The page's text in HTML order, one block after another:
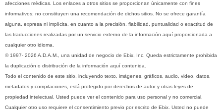
afecciones médicas. Los enlaces a otros sitios se proporcionan únicamente con fines
informativos; no constituyen una recomendación de dichos sitios. No se ofrece garantía
alguna, expresa ni implícita, en cuanto a la precisión, fiabilidad, puntualidad o exactitud de
las traducciones realizadas por un servicio externo de la información aquí proporcionada a
cualquier otro idioma.
© 1997- 2026 A.D.A.M., una unidad de negocio de Ebix, Inc. Queda estrictamente prohibida
la duplicación o distribución de la información aquí contenida.
Todo el contenido de este sitio, incluyendo texto, imágenes, gráficos, audio, video, datos,
metadatos y compilaciones, está protegido por derechos de autor y otras leyes de
propiedad intelectual. Usted puede ver el contenido para uso personal y no comercial.
Cualquier otro uso requiere el consentimiento previo por escrito de Ebix. Usted no puede